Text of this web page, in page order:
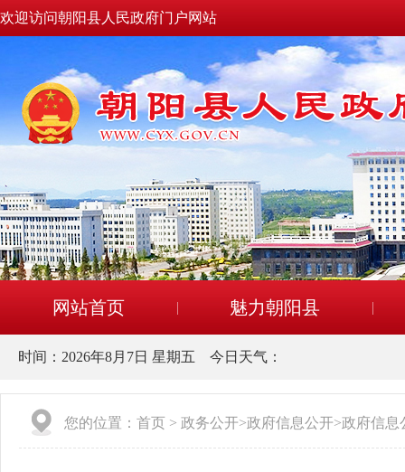
欢迎访问朝阳县人民政府门户网站
网站首页 魅力朝阳县
时间： 2026年8月7日 星期五 今日天气：
您的位置： 首页 > 政务公开>政府信息公开>政府信息